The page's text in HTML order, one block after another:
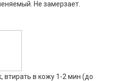
Не замерзает.
втирать в кожу 1-2 мин (до